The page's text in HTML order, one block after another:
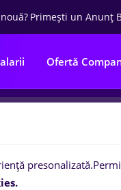
Primești un Anunț
Ofertă
0locuri
presonalizată.